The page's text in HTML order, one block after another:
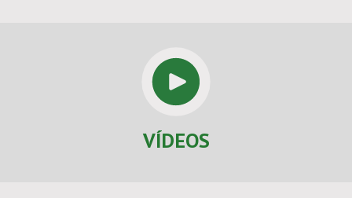
VÍDEOS